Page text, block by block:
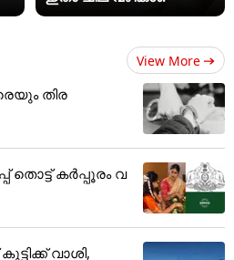
View More
തിര
തൊട്ട് കര്‍പ്പൂരം വ
വാശി,